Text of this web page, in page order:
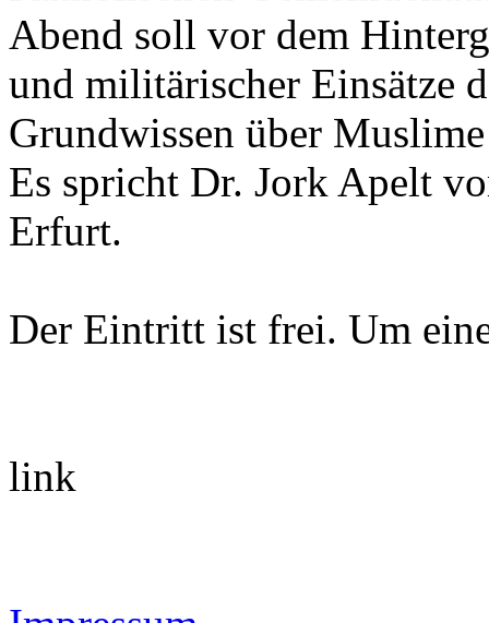
Abend soll vor dem
und militärischer Einsätze
Grundwissen über
Es spricht Dr. Jork Apelt
Erfurt.
Der Eintritt ist frei. Um
link